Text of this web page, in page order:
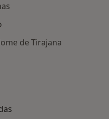
de Tirajana